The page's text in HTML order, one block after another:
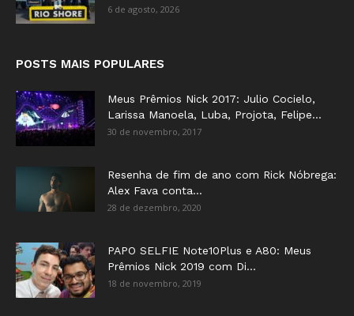
6 de agosto, 2026
POSTS MAIS POPULARES
Meus Prêmios Nick 2017: Julio Cocielo,
Larissa Manoela, Luba, Projota, Felipe...
30 de novembro, 2017
Resenha de fim de ano com Rick Nóbrega:
Alex Fava conta...
28 de dezembro, 2020
PAPO SELFIE Note10Plus e A80: Meus
Prêmios Nick 2019 com Di...
18 de novembro, 2019